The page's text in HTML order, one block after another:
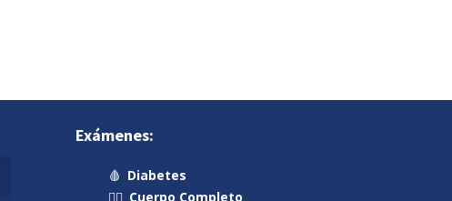
Exámenes:
🩸 Diabetes
🧍‍♂️ Cuerpo Completo